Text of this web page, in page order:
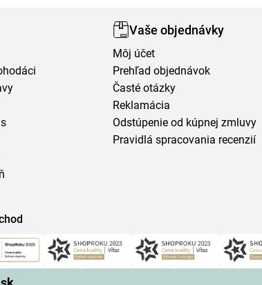
Vaše objednávky
Môj účet
Prehľad objednávok
Časté otázky
Reklamácia
Odstúpenie od kúpnej zmluvy
Pravidlá spracovania recenzií